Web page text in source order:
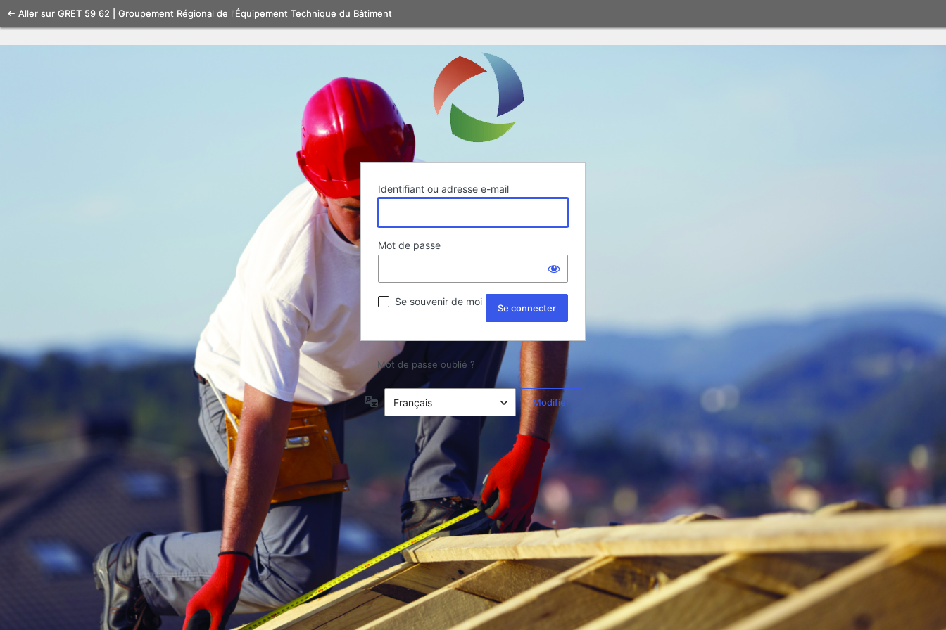
Se
connecter
Identifiant ou adresse e-mail
Mot de passe
Se souvenir de moi
Mot de passe oublié ?
← Aller sur GRET 59 62 | Groupement Régional de l'Équipement Technique du Bâtiment
Langue